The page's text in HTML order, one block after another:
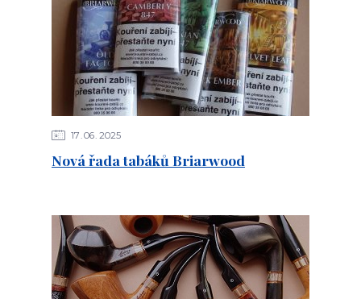
17 06 2025
Nová řada tabáků Briarwood